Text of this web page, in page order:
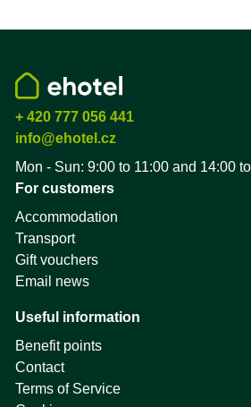
+ 420 777 056 441
info@ehotel.cz
Mon - Sun: 9:00 to 11:00 and 14:00
For customers
Accommodation
Transport
Gift vouchers
Email news
Useful information
Benefit points
Contact
Terms of Service